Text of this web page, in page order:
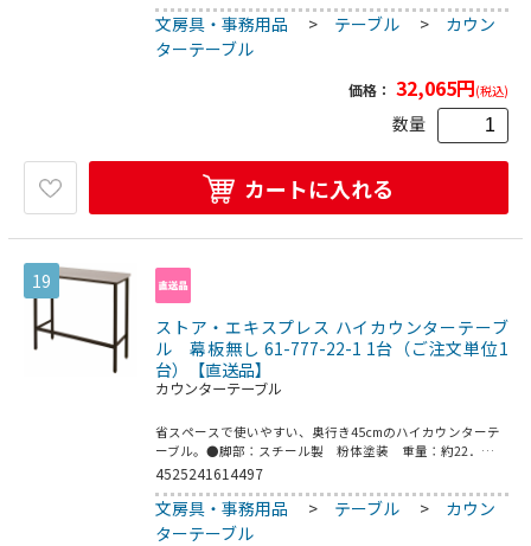
重）、棚板：約20kg（均等荷重）●お客様組立て商品です
（2人以上で約30分）●重量：27kg●フレーム・フック：ス
チール（粉体塗装）／アジャスター：PP
文房具・事務用品 > テーブル > カウン
ターテーブル
価格： 32,065円(税込)
数量
カートに入れる
19
ストア・エキスプレス ハイカウンターテーブ
ル 幕板無し 61-777-22-1 1台（ご注文単位1
台）【直送品】
カウンターテーブル
省スペースで使いやすい、奥行き45cmのハイカウンターテ
ーブル。●脚部：スチール製 粉体塗装 重量：約22．
2kg 耐荷重：40kg ※アジャスター付き※お客様組立て
4525241614497
文房具・事務用品 > テーブル > カウン
ターテーブル